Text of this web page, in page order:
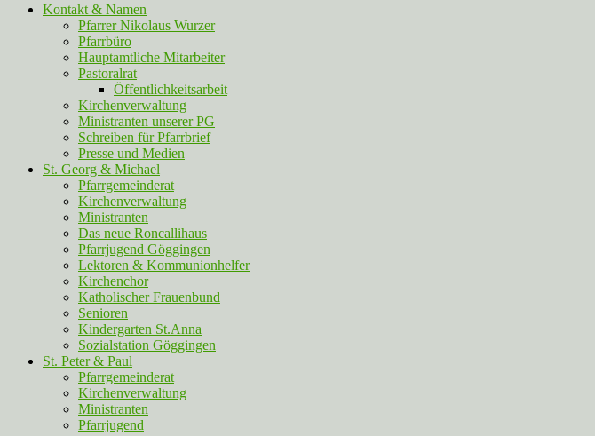
Kontakt & Namen
Pfarrer Nikolaus Wurzer
Pfarrbüro
Hauptamtliche Mitarbeiter
Pastoralrat
Öffentlichkeitsarbeit
Kirchenverwaltung
Ministranten unserer PG
Schreiben für Pfarrbrief
Presse und Medien
St. Georg & Michael
Pfarrgemeinderat
Kirchenverwaltung
Ministranten
Das neue Roncallihaus
Pfarrjugend Göggingen
Lektoren & Kommunionhelfer
Kirchenchor
Katholischer Frauenbund
Senioren
Kindergarten St.Anna
Sozialstation Göggingen
St. Peter & Paul
Pfarrgemeinderat
Kirchenverwaltung
Ministranten
Pfarrjugend